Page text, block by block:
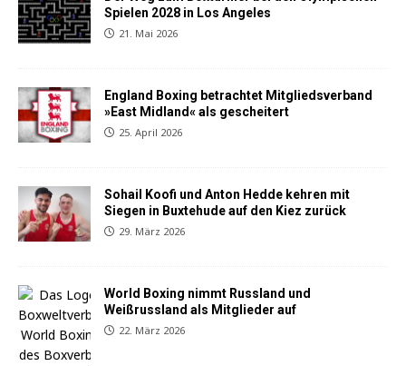
Spielen 2028 in Los Angeles
21. Mai 2026
England Boxing betrachtet Mitgliedsverband
»East Midland« als gescheitert
25. April 2026
Sohail Koofi und Anton Hedde kehren mit
Siegen in Buxtehude auf den Kiez zurück
29. März 2026
World Boxing nimmt Russland und
Weißrussland als Mitglieder auf
22. März 2026